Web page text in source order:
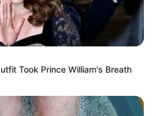
rupiah, perbulan 0,93-15 dollar
pertahun 11-179 dollar atau 171
Took Prince William's Breath